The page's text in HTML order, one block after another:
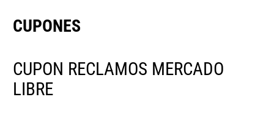
CUPONES
CUPON RECLAMOS MERCADO
LIBRE